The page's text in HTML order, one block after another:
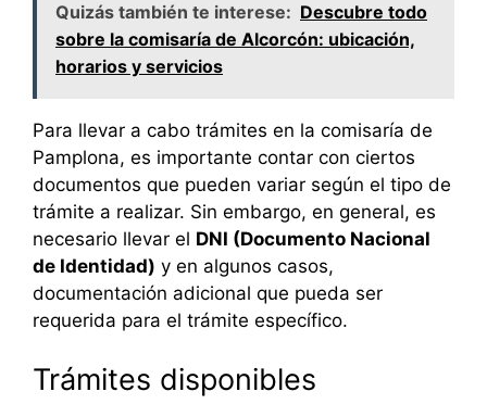
Quizás también te interese: Descubre todo
sobre la comisaría de Alcorcón: ubicación,
horarios y servicios
Para llevar a cabo trámites en la comisaría de
Pamplona, es importante contar con ciertos
documentos que pueden variar según el tipo de
trámite a realizar. Sin embargo, en general, es
necesario llevar el DNI (Documento Nacional
de Identidad) y en algunos casos,
documentación adicional que pueda ser
requerida para el trámite específico.
Trámites disponibles